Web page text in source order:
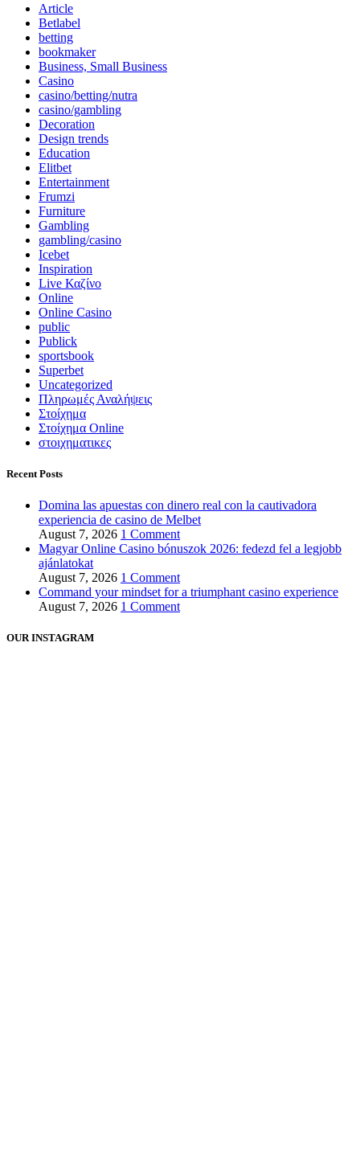
Article
Betlabel
betting
bookmaker
Business, Small Business
Casino
casino/betting/nutra
casino/gambling
Decoration
Design trends
Education
Elitbet
Entertainment
Frumzi
Furniture
Gambling
gambling/casino
Icebet
Inspiration
Live Καζίνο
Online
Online Casino
public
Publick
sportsbook
Superbet
Uncategorized
Πληρωμές Αναλήψεις
Στοίχημα
Στοίχημα Online
στοιχηματικες
Recent Posts
Domina las apuestas con dinero real con la cautivadora
experiencia de casino de Melbet
August 7, 2026 1 Comment
Magyar Online Casino bónuszok 2026: fedezd fel a legjobb
ajánlatokat
August 7, 2026 1 Comment
Command your mindset for a triumphant casino experience
August 7, 2026 1 Comment
OUR INSTAGRAM